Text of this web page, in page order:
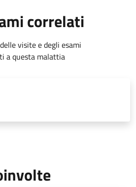
correlati
visite e degli esami
a questa malattia